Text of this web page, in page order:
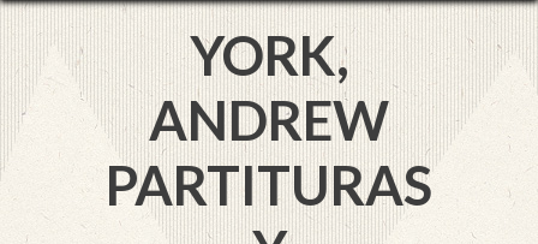
YORK,
ANDREW
PARTITURAS